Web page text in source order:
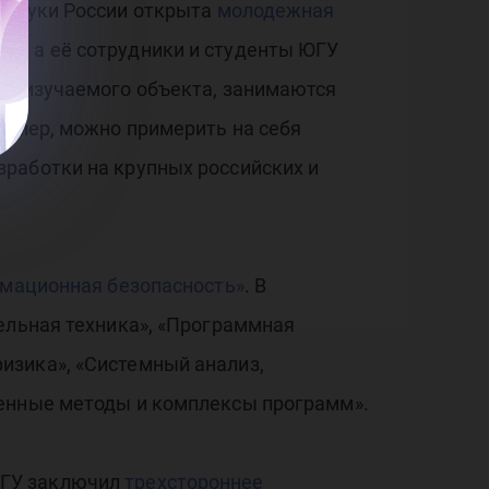
России открыта молодежная
а её сотрудники и студенты ЮГУ
изучаемого объекта, занимаются
можно примерить на себя
на крупных российских и
безопасность». В
техника», «Программная
«Системный анализ,
методы и комплексы программ».
заключил трехстороннее